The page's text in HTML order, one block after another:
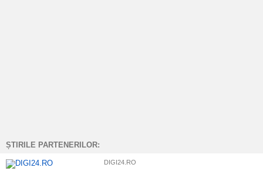
ȘTIRILE PARTENERILOR:
DIGI24.RO